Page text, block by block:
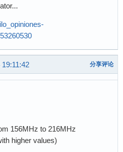
19:11:42 分享评论
156MHz to 216MHz
higher values)